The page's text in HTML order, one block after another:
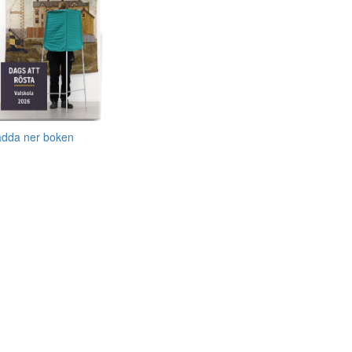
ner boken